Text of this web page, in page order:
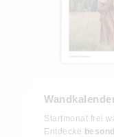
Startmonat frei
Entdecke